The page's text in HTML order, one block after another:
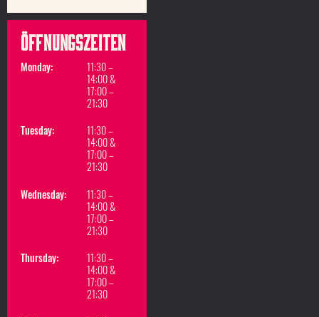
Öffnungszeiten
Monday:
11:30 –
14:00 &
17:00 –
21:30
Tuesday:
11:30 –
14:00 &
17:00 –
21:30
Wednesday:
11:30 –
14:00 &
17:00 –
21:30
Thursday:
11:30 –
14:00 &
17:00 –
21:30